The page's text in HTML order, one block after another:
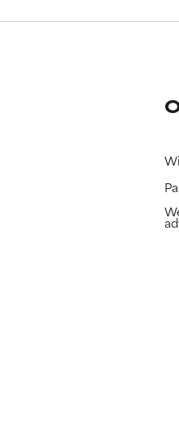
We hebben dit ingrediënt
We hebben dit ingrediënt